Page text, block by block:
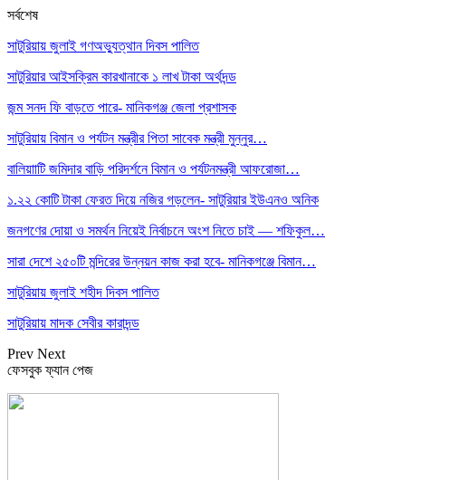
সর্বশেষ
সাটুরিয়ায় জুলাই গণঅভ্যুত্থান দিবস পালিত
সাটুরিয়ার আইসক্রিম কারখানাকে ১ লাখ টাকা অর্থদন্ড
জন্ম সনদ ফি বাড়তে পারে- মানিকগঞ্জ জেলা প্রশাসক
সাটুরিয়ায় বিমান ও পর্যটন মন্ত্রীর পিতা সাবেক মন্ত্রী মুন্নুর…
বালিয়াাটি জমিদার বাড়ি পরিদর্শনে বিমান ও পর্যটনমন্ত্রী আফরোজা…
১.২২ কোটি টাকা ফেরত দিয়ে নজির গড়লেন- সাটুরিয়ার ইউএনও অনিক
জনগণের দোয়া ও সমর্থন নিয়েই নির্বাচনে অংশ নিতে চাই — শফিকুল…
সারা দেশে ২৫০টি মন্দিরের উন্নয়ন কাজ করা হবে- মানিকগঞ্জে বিমান…
সাটুরিয়ায় জুলাই শহীদ দিবস পালিত
সাটুরিয়ায় মাদক সেবীর কারাদন্ড
Prev Next
ফেসবুক ফ্যান পেজ